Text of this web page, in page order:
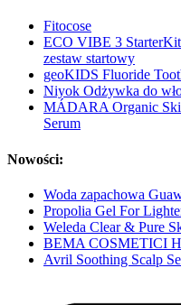
Fitocose
ECO VIBE 3 StarterKit
zestaw startowy
geoKIDS Fluoride
Niyok Odżywka do
MÁDARA Organic
Serum
Nowości:
Woda zapachowa
Propolia Gel For
Weleda Clear & Pure
BEMA COSMETICI
Avril Soothing Scalp